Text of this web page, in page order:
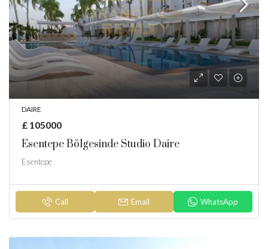
DAIRE
£ 105000
Esentepe Bölgesinde Studio Daire
Esentepe
Call Email WhatsApp